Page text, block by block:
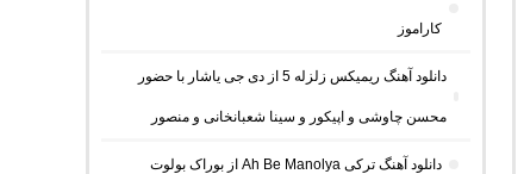
کاراموز
دانلود آهنگ ریمیکس زلزله 5 از دی جی یاشار با حضور
محسن چاوشی و اپیکور و سینا شعبانخانی و منصور
دانلود آهنگ ترکی Ah Be Manolya از بوراک بولوت